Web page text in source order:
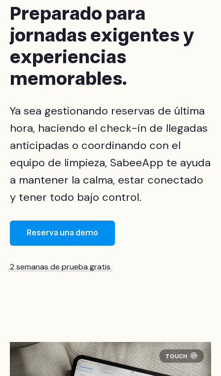
Preparado para
jornadas exigentes y
experiencias
memorables.
Ya sea gestionando reservas de última
hora, haciendo el check-in de llegadas
anticipadas o coordinando con el
equipo de limpieza, SabeeApp te ayuda
a mantener la calma, estar conectado
y tener todo bajo control.
Reserva una demo
2 semanas de prueba gratis